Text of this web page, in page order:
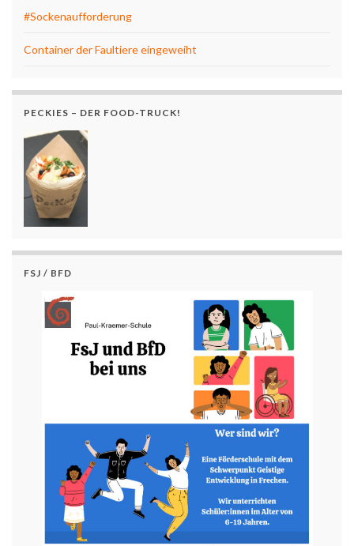
#Sockenaufforderung
Container der Faultiere eingeweiht
PECKIES – DER FOOD-TRUCK!
FSJ / BFD